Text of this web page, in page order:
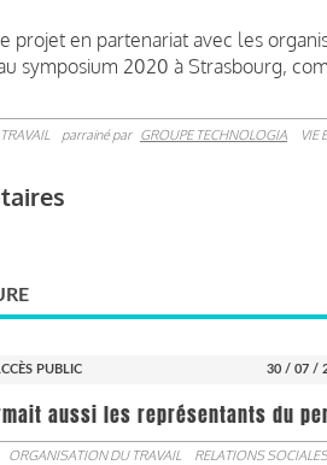
projet en partenariat avec les
symposium 2020 à Strasbourg,
parrainé par GROUPE TECHNOLOGIA VIE
PUBLIC 30 / 07 /
aussi les représentants du
ORGANISATION DU TRAVAIL RELATIONS SOCIALES